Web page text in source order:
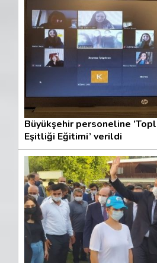
Büyükşehir personeline
Eşitliği Eğitimi’ verildi